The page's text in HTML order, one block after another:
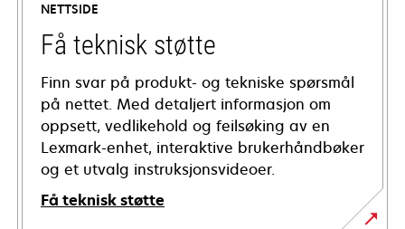
NETTSIDE
Få teknisk støtte
Finn svar på produkt- og tekniske spørsmål
på nettet. Med detaljert informasjon om
oppsett, vedlikehold og feilsøking av en
Lexmark-enhet, interaktive brukerhåndbøker
og et utvalg instruksjonsvideoer.
Få teknisk støtte